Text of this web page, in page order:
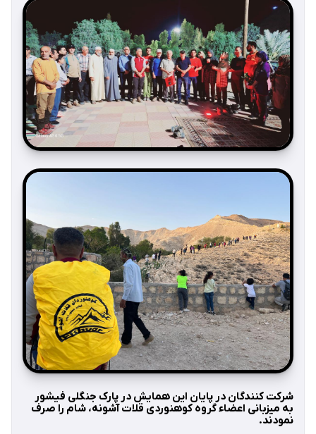
شرکت کنندگان در پایان این همایش در پارک جنگلی فیشور
به میزبانی اعضاء گروه کوهنوردی قلات آشونه، شام را صرف
نمودند.